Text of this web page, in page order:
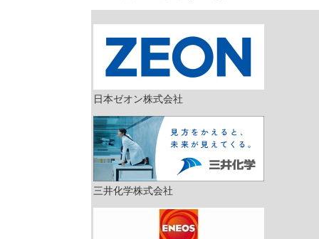
日本ゼオン株式会社
三井化学株式会社